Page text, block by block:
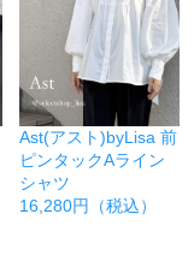
Ast(アスト)byLisa 前
ピンタックAライン
シャツ
16,280円（税込）